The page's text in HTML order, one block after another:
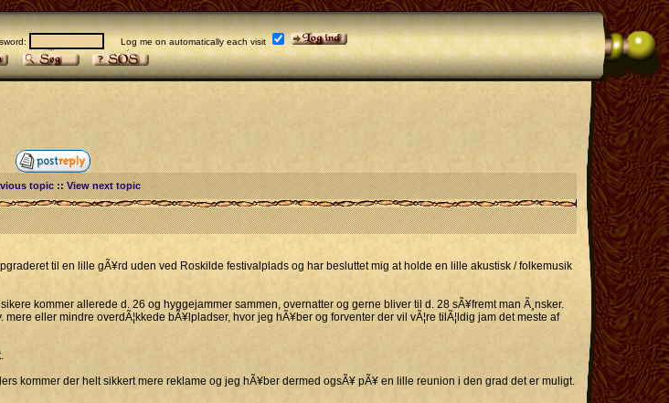
Log me on automatically each visit
topic::View next topic
til en lille gÃ¥rd uden ved Roskilde festivalplads og har besluttet mig at holde en lille akustisk / folkemusik
kommer allerede d. 26 og hyggejammer sammen, overnatter og gerne bliver til d. 28 sÃ¥fremt man Ã¸nsker.
eller mindre overdÃ¦kkede bÃ¥lpladser, hvor jeg hÃ¥ber og forventer der vil vÃ¦re tilÃ¦ldig jam det meste af
kommer der helt sikkert mere reklame og jeg hÃ¥ber dermed ogsÃ¥ pÃ¥ en lille reunion i den grad det er muligt.